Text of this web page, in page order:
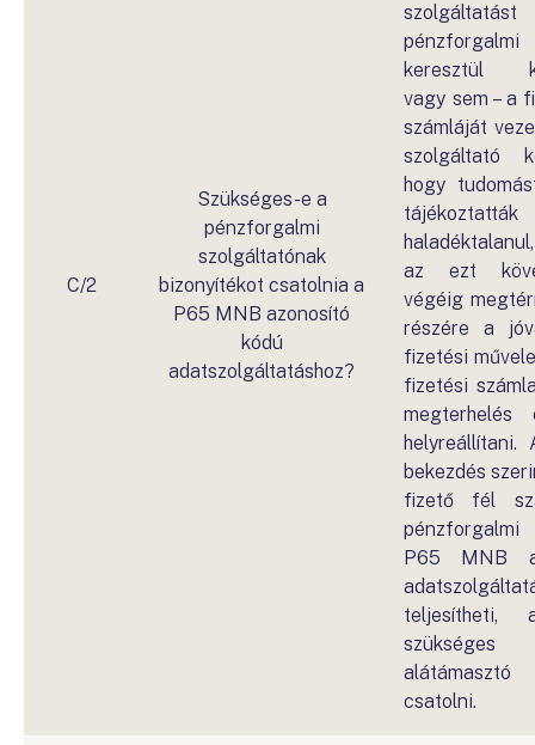
C/2
Szükséges-e a
pénzforgalmi
szolgáltatónak
bizonyítékot csatolnia a
P65 MNB azonosító
kódú
adatszolgáltatáshoz?
keresztül
vagy sem – a
számláját
szolgáltató
hogy
az ezt
végéig
részére a
fizetési
fizetési
megterhelés
bekezdés
fizető fél
P65 MNB
teljesítheti,
alátámasztó
csatolni.